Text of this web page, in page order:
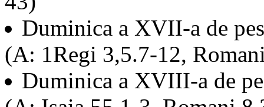
Duminica a XVII-a de
(A: 1Regi 3,5.7-12,
Duminica a XVIII-a de